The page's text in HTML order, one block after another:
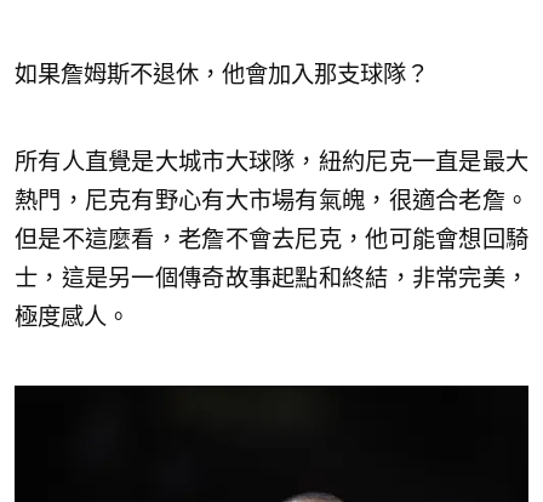
如果詹姆斯不退休，他會加入那支球隊？
所有人直覺是大城市大球隊，紐約尼克一直是最大
熱門，尼克有野心有大市場有氣魄，很適合老詹。
但是不這麼看，老詹不會去尼克，他可能會想回騎
士，這是另一個傳奇故事起點和終結，非常完美，
極度感人。